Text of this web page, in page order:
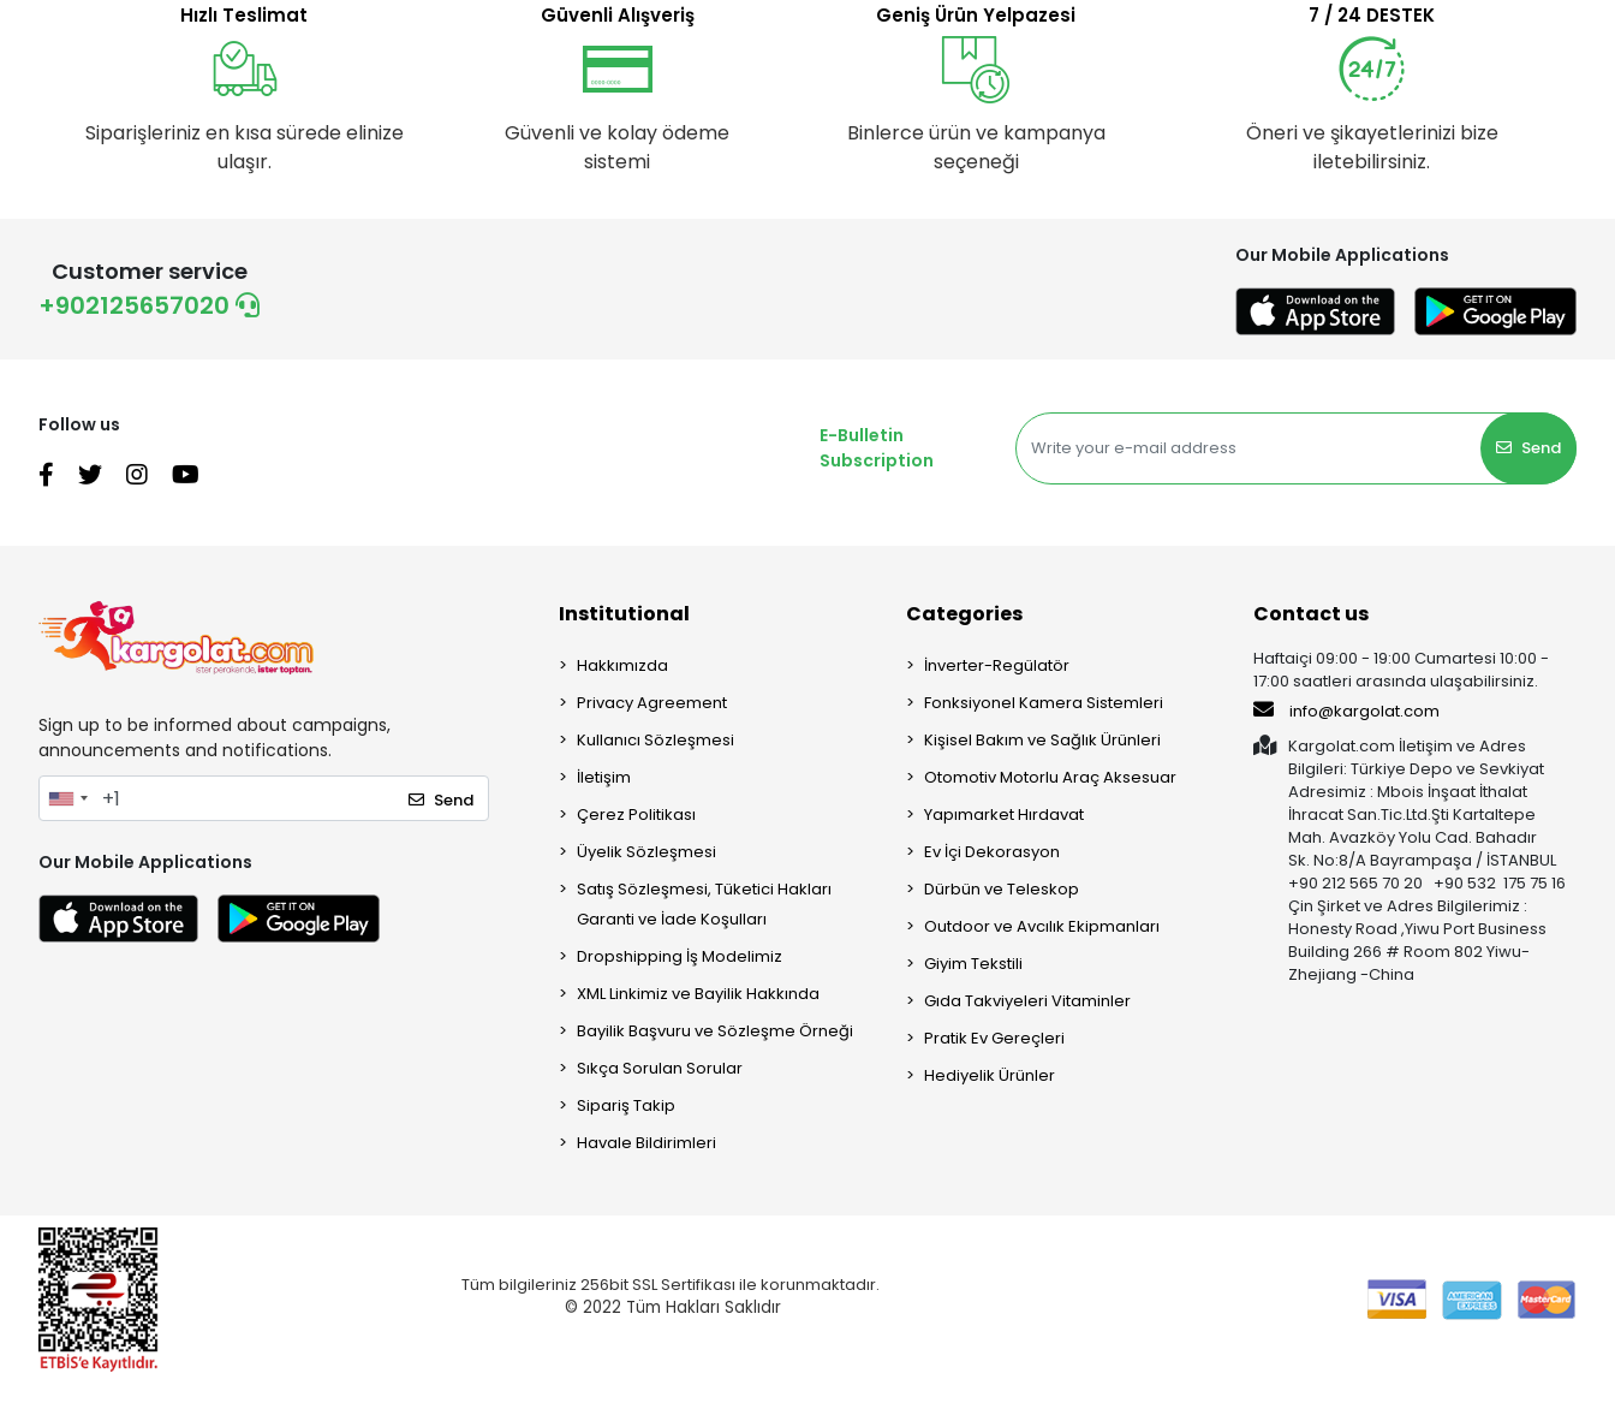
Hızlı Teslimat
Siparişleriniz en kısa sürede elinize
ulaşır.
Güvenli Alışveriş
Güvenli ve kolay ödeme
sistemi
Geniş Ürün Yelpazesi
Binlerce ürün ve kampanya
seçeneği
7 / 24 DESTEK
Öneri ve şikayetlerinizi bize
iletebilirsiniz.
Customer service
+902125657020
Our Mobile Applications
Follow us
E-Bulletin
Subscription
Send
Sign up to be informed about campaigns,
announcements and notifications.
Send
Our Mobile Applications
Institutional
Hakkımızda
Privacy Agreement
Kullanıcı Sözleşmesi
İletişim
Çerez Politikası
Üyelik Sözleşmesi
Satış Sözleşmesi, Tüketici Hakları
Garanti ve İade Koşulları
Dropshipping İş Modelimiz
XML Linkimiz ve Bayilik Hakkında
Bayilik Başvuru ve Sözleşme Örneği
Sıkça Sorulan Sorular
Sipariş Takip
Havale Bildirimleri
Categories
İnverter-Regülatör
Fonksiyonel Kamera Sistemleri
Kişisel Bakım ve Sağlık Ürünleri
Otomotiv Motorlu Araç Aksesuar
Yapımarket Hırdavat
Ev İçi Dekorasyon
Dürbün ve Teleskop
Outdoor ve Avcılık Ekipmanları
Giyim Tekstili
Gıda Takviyeleri Vitaminler
Pratik Ev Gereçleri
Hediyelik Ürünler
Contact us
Haftaiçi 09:00 - 19:00 Cumartesi 10:00 -
17:00 saatleri arasında ulaşabilirsiniz.
info@kargolat.com
Kargolat.com İletişim ve Adres
Bilgileri: Türkiye Depo ve Sevkiyat
Adresimiz : Mbois İnşaat İthalat
İhracat San.Tic.Ltd.Şti Kartaltepe
Mah. Avazköy Yolu Cad. Bahadır
Sk. No:8/A Bayrampaşa / İSTANBUL
+90 212 565 70 20 +90 532 175 75 16
Çin Şirket ve Adres Bilgilerimiz :
Honesty Road ,Yiwu Port Business
Building 266 # Room 802 Yiwu-
Zhejiang -China
Tüm bilgileriniz 256bit SSL Sertifikası ile korunmaktadır.
© 2022 Tüm Hakları Saklıdır